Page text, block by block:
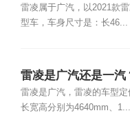
雷凌属于广汽，以2021款
型车，车身尺寸是：长46...
雷凌是广汽还是一汽
雷凌是广汽，雷凌的车型
长宽高分别为4640mm、1...